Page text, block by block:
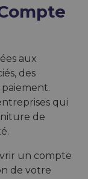
aux
des
qui
de
un compte
de votre